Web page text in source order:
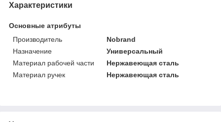
Характеристики
Основные атрибуты
Производитель
Nobrand
Назначение
Универсальный
Материал рабочей части
Нержавеющая сталь
Материал ручек
Нержавеющая сталь